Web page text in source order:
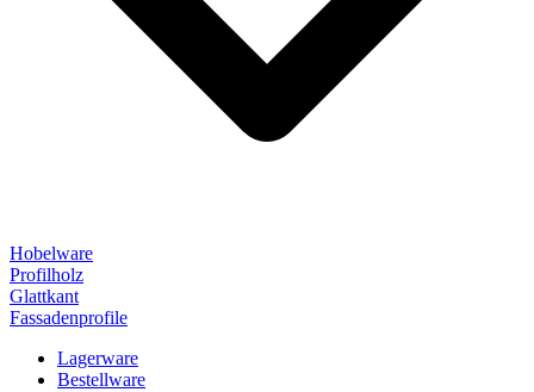
Hobelware
Profilholz
Glattkant
Fassadenprofile
Lagerware
Bestellware